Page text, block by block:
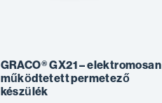
kocsi kivitelben Tömlő tartó és
kihúzható fogantyú nagy kerekek
felfújhatóval…
GRACO® GX21 – elektromosan
működtetett permetező
készülék